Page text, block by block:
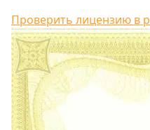
Проверить лицензию в